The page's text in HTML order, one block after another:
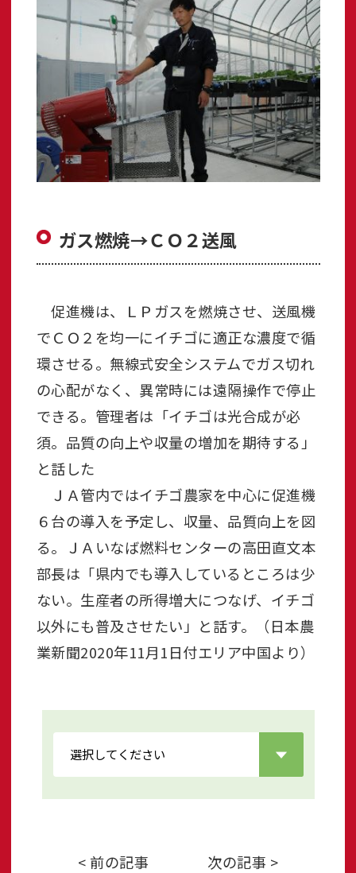
ガス燃焼→ＣＯ２送風
促進機は、ＬＰガスを燃焼させ、送風機
でＣＯ２を均一にイチゴに適正な濃度で循
環させる。無線式安全システムでガス切れ
の心配がなく、異常時には遠隔操作で停止
できる。管理者は「イチゴは光合成が必
須。品質の向上や収量の増加を期待する」
と話した
ＪＡ管内ではイチゴ農家を中心に促進機
６台の導入を予定し、収量、品質向上を図
る。ＪＡいなば燃料センターの高田直文本
部長は「県内でも導入しているところは少
ない。生産者の所得増大につなげ、イチゴ
以外にも普及させたい」と話す。（日本農
業新聞2020年11月1日付エリア中国より）
< 前の記事 次の記事 >